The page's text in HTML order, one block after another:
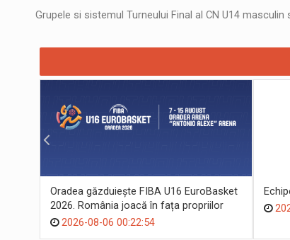
Grupele si sistemul Turneului Final al CN U14
Oradea găzduiește FIBA U16 EuroBasket
2026. România joacă în fața propriilor
suporteri
2026-08-06 00:22:54